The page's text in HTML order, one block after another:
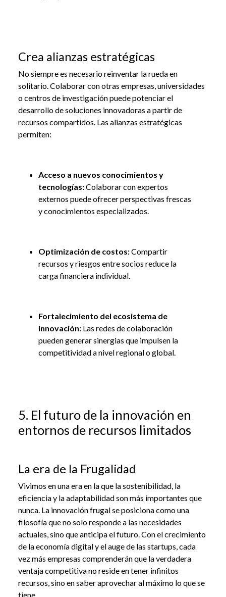
Crea alianzas estratégicas
No siempre es necesario reinventar la rueda en
solitario. Colaborar con otras empresas, universidades
o centros de investigación puede potenciar el
desarrollo de soluciones innovadoras a partir de
recursos compartidos. Las alianzas estratégicas
permiten:
Acceso a nuevos conocimientos y
tecnologías:Colaborar con expertos
externos puede ofrecer perspectivas frescas
y conocimientos especializados.
Optimización de costos:Compartir
recursos y riesgos entre socios reduce la
carga financiera individual.
Fortalecimiento del ecosistema de
innovación: Las redes de colaboración
pueden generar sinergias que impulsen la
competitividad a nivel regional o global.
5. El futuro de la innovación en
entornos de recursos limitados
La era de la Frugalidad
Vivimos en una era en la que la sostenibilidad, la
eficiencia y la adaptabilidad son más importantes que
nunca. La innovación frugal se posiciona como una
filosofía que no solo responde a las necesidades
actuales, sino que anticipa el futuro. Con el crecimiento
de la economía digital y el auge de las startups, cada
vez más empresas comprenderán que la verdadera
ventaja competitiva no reside en tener infinitos
recursos, sino en saber aprovechar al máximo lo que se
tiene.